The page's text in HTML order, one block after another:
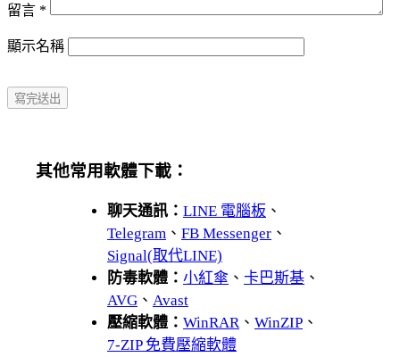
留言 *
顯示名稱
其他常用軟體下載：
聊天通訊： LINE 電腦板 、
Telegram 、 FB Messenger 、
Signal(取代LINE)
防毒軟體： 小紅傘 、 卡巴斯基 、
AVG 、 Avast
壓縮軟體： WinRAR、 WinZIP 、
7-ZIP 免費壓縮軟體